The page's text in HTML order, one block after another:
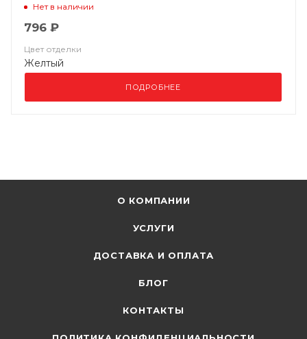
Нет в наличии
796 ₽
Цвет отделки
Желтый
ПОДРОБНЕЕ
О КОМПАНИИ
УСЛУГИ
ДОСТАВКА И ОПЛАТА
БЛОГ
КОНТАКТЫ